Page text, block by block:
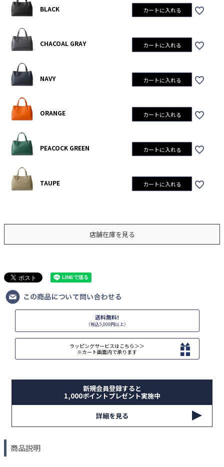
BLACK カートに入れる
CHACOAL GRAY カートに入れる
NAVY カートに入れる
ORANGE カートに入れる
PEACOCK GREEN カートに入れる
TAUPE カートに入れる
店舗在庫を見る
送料無料!
（税込5,000円以上）
ラッピングサービスはこちら＞＞
※カート画面内で承ります
新規会員登録すると
1,000ポイントプレゼント実施中
詳細を見る
商品説明